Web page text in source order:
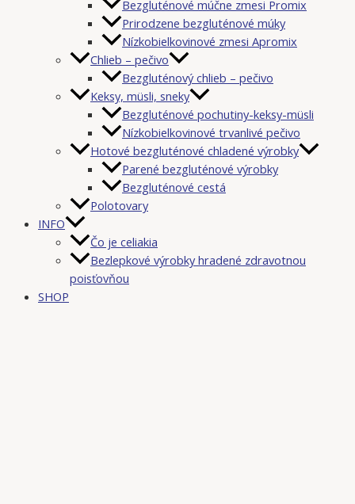
Bezgluténové múčne zmesi Promix
Prirodzene bezgluténové múky
Nízkobielkovinové zmesi Apromix
Chlieb – pečivo
Bezgluténový chlieb – pečivo
Keksy, müsli, sneky
Bezgluténové pochutiny-keksy-müsli
Nízkobielkovinové trvanlivé pečivo
Hotové bezgluténové chladené výrobky
Parené bezgluténové výrobky
Bezgluténové cestá
Polotovary
INFO
Čo je celiakia
Bezlepkové výrobky hradené zdravotnou
poisťovňou
SHOP